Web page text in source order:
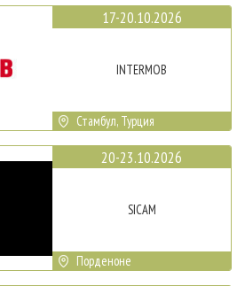
17-20.10.2026
INTERMOB
Стамбул, Турция
20-23.10.2026
SICAM
Порденоне